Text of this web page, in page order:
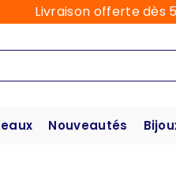
Livraison offerte dès
Nouveautés